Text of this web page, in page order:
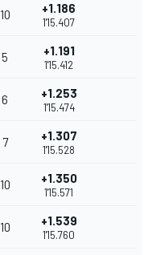
10 +1.186
1'15.407
5 +1.191
1'15.412
6 +1.253
1'15.474
7 +1.307
1'15.528
10 +1.350
1'15.571
10 +1.539
1'15.760